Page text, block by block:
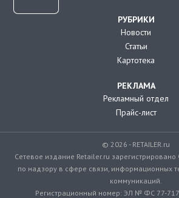
РУБРИКИ
Новости
Статьи
Картотека
РЕКЛАМА
Рекламный отдел
Прайс-лист
© 2026 - RETAILER.ru
Сетевое издание Retailer.ru
по надзору в сфере связи, информационных
коммуникаций.
Регистрационный номер: ЭЛ № ФС 77-